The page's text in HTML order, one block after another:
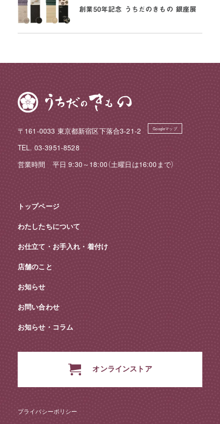
創業50年記念 うちだのきもの 銀座展
〒161-0033 東京都新宿区下落合3-21-2 Googleマップ
TEL. 03-3951-8528
営業時間 平日 9:30～18:00（土曜日は16:00まで）
トップページ
わたしたちについて
お仕立て・お手入れ・着付け
店舗のこと
お知らせ
お問い合わせ
お知らせ・コラム
オンラインストア
プライバシーポリシー